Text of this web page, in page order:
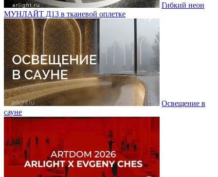
Гибкий неон
МУНЛАЙТ Д13 в тканевой оплетке
Освещение в
сауне